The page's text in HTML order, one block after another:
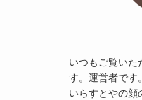
いつもご覧いた
す。運営者です。
いらすとやの顔